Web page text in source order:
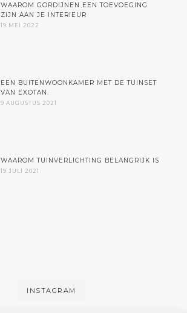
WAAROM GORDIJNEN EEN TOEVOEGING
ZIJN AAN JE INTERIEUR
19 MEI 2022
EEN BUITENWOONKAMER MET DE TUINSET
VAN EXOTAN.
9 AUGUSTUS 2021
WAAROM TUINVERLICHTING BELANGRIJK IS
19 JULI 2021
INSTAGRAM